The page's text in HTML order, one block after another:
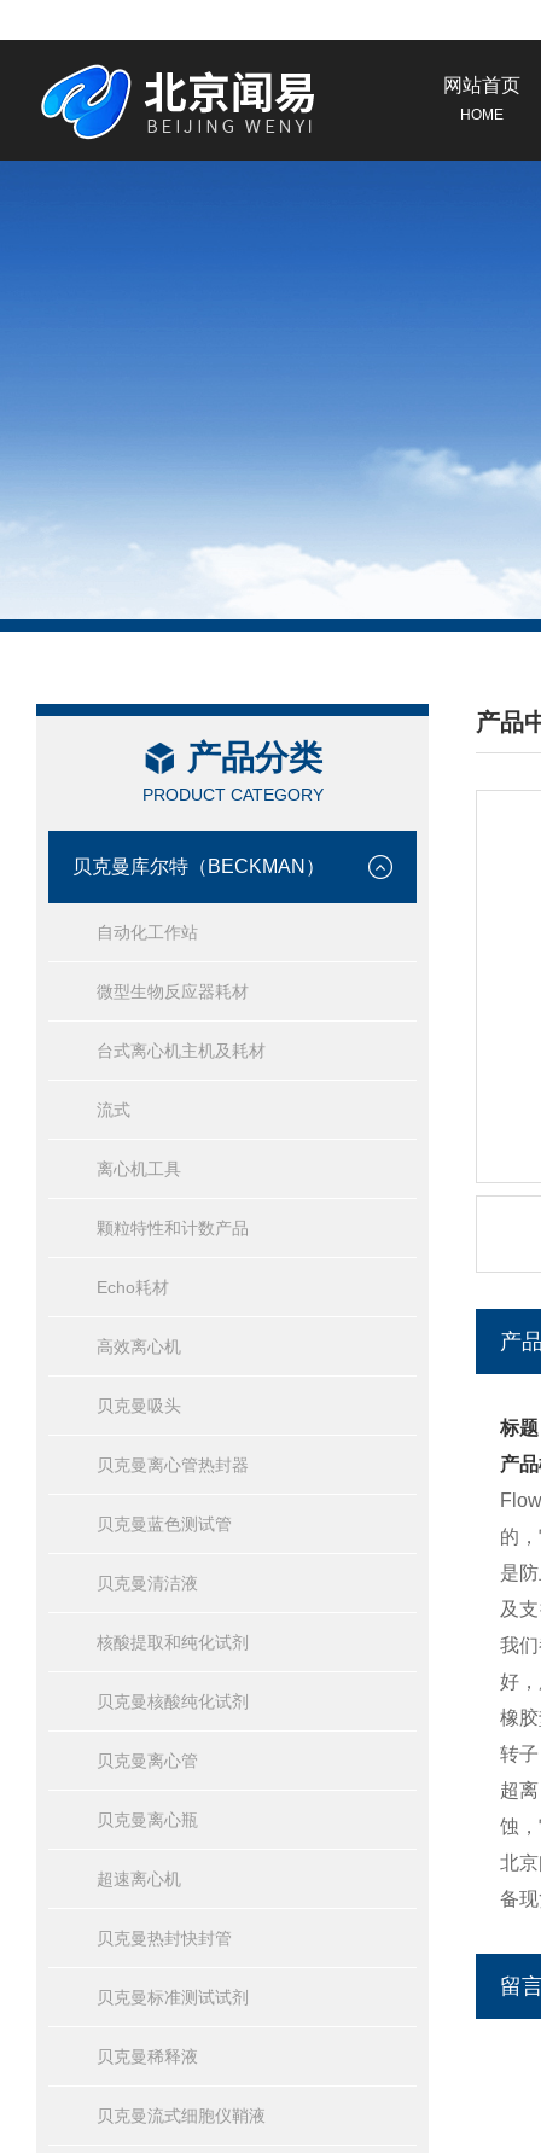
网站首页
HOME
产品分类
PRODUCT CATEGORY
贝克曼库尔特（BECKMAN）
自动化工作站
微型生物反应器耗材
台式离心机主机及耗材
流式
离心机工具
颗粒特性和计数产品
Echo耗材
高效离心机
贝克曼吸头
贝克曼离心管热封器
贝克曼蓝色测试管
贝克曼清洁液
核酸提取和纯化试剂
贝克曼核酸纯化试剂
贝克曼离心管
贝克曼离心瓶
超速离心机
贝克曼热封快封管
贝克曼标准测试试剂
贝克曼稀释液
贝克曼流式细胞仪鞘液
产品
/
产
标
产
的
是
及
我
好
橡
转
超
蚀
北
备
留